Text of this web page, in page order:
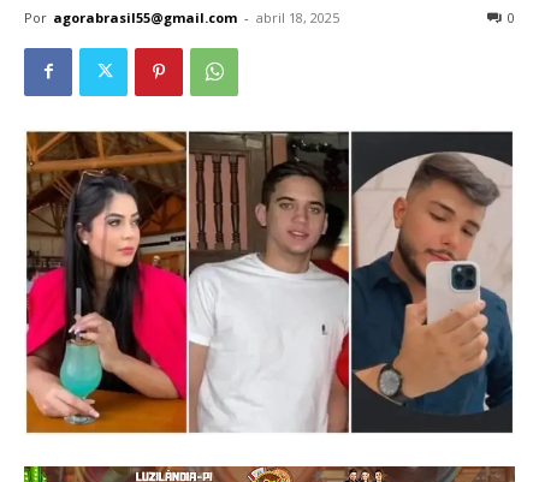
Por agorabrasil55@gmail.com - abril 18, 2025 0